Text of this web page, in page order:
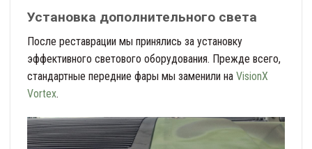
Установка дополнительного света
После реставрации мы принялись за установку
эффективного светового оборудования. Прежде всего,
стандартные передние фары мы заменили на VisionX
Vortex.